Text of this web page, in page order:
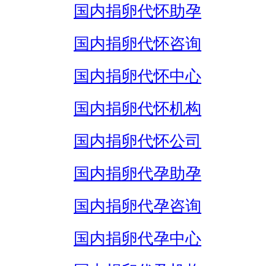
国内捐卵代怀助孕
国内捐卵代怀咨询
国内捐卵代怀中心
国内捐卵代怀机构
国内捐卵代怀公司
国内捐卵代孕助孕
国内捐卵代孕咨询
国内捐卵代孕中心